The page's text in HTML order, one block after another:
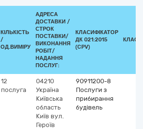
КІЛЬКІСТЬ
/
ОД.ВИМІРУ
АДРЕСА
ДОСТАВКИ /
СТРОК
ПОСТАВКИ/
ВИКОНАННЯ
РОБІТ/
НАДАННЯ
ПОСЛУГ:
КЛАСИФІКАТОР
ДК 021:2015
(CPV)
12
послуга
04210
Україна
Київська
область
Київ вул.
Героїв
90911200-8
Послуги з
прибирання
будівель